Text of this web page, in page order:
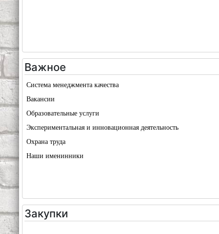
Важное
Система менеджмента качества
Вакансии
Образовательные услуги
Экспериментальная и инновационная деятельность
Охрана труда
Наши именинники
Закупки